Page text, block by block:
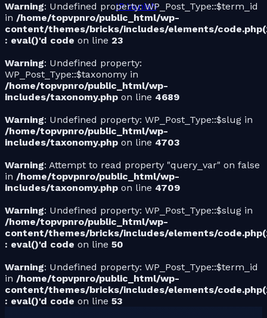
IP Vanish
Warning: Undefined property: WP_Post_Type::$term_id
in /home/topvpnro/public_html/wp-
content/themes/bricks/includes/elements/
: eval()'d code on line 23
Warning: Undefined property:
WP_Post_Type::$taxonomy in
/home/topvpnro/public_html/wp-
includes/taxonomy.php on line 4689
Warning: Undefined property: WP_Post_Type::$slug in
/home/topvpnro/public_html/wp-
includes/taxonomy.php on line 4703
Warning: Attempt to read property "query_var" on false
in /home/topvpnro/public_html/wp-
includes/taxonomy.php on line 4709
Warning: Undefined property: WP_Post_Type::$slug in
/home/topvpnro/public_html/wp-
content/themes/bricks/includes/elements/
: eval()'d code on line 50
Warning: Undefined property: WP_Post_Type::$term_id
in /home/topvpnro/public_html/wp-
content/themes/bricks/includes/elements/
: eval()'d code on line 53